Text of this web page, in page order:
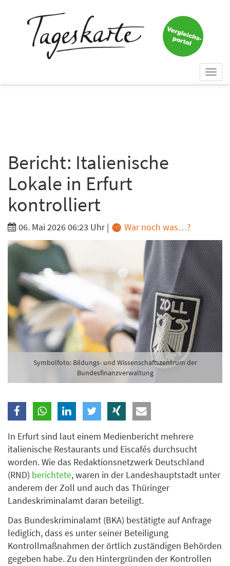
Bericht: Italienische
Lokale in Erfurt
kontrolliert
06. Mai 2026 06:23 Uhr| War noch was…?
Symbolfoto: Bildungs- und Wissenschaftszentrum der
Bundesfinanzverwaltung
In Erfurt sind laut einem Medienbericht mehrere
italienische Restaurants und Eiscafés durchsucht
worden. Wie das Redaktionsnetzwerk Deutschland
(RND) berichtete, waren in der Landeshauptstadt unter
anderem der Zoll und auch das Thüringer
Landeskriminalamt daran beteiligt.
Das Bundeskriminalamt (BKA) bestätigte auf Anfrage
lediglich, dass es unter seiner Beteiligung
Kontrollmaßnahmen der örtlich zuständigen Behörden
gegeben habe. Zu den Hintergründen der Kontrollen
Keine Nachricht mehr
verpassen!
E-Mail*
Branche
Ich möchte folgende Newsletter erhalten
Tageskarte-Newsletter (gegen 8.30 Uhr)
Ich habe dieDatenschutzerklärungzur Kenntnis
genommen.